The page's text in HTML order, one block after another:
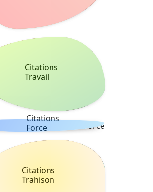
Citations
Travail
Citations
Force
Citations
Trahison